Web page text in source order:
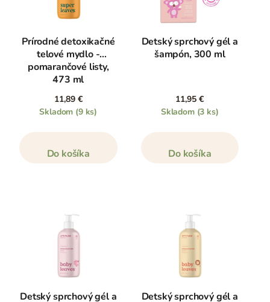
Prírodné detoxikačné
telové mydlo -
pomarančové listy,
473 ml
11,89 €
Skladom (9 ks)
Do košíka
Detský sprchový gél a
šampón, 300 ml
11,95 €
Skladom (3 ks)
Do košíka
Detský sprchový gél a Detský sprchový gél a